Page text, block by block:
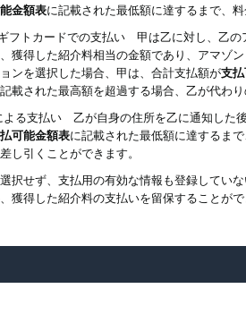
金額表に記載された最低額に達するまで、
フトカードでの支払い 甲は乙に対し、乙の
獲得した紹介料相当の金額であり、アマゾ
ンを選択した場合、甲は、合計支払額が支
載された最高額を超過する場合、乙が代わ
よる支払い 乙が自身の住所を乙に通知した
可能金額表に記載された最低額に達するま
し引くことができます。
択せず、支払用の有効な情報も登録してい
獲得した紹介料の支払いを留保することがで